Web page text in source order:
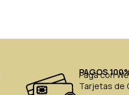
PAGOS
Paga con
Tarjetas de